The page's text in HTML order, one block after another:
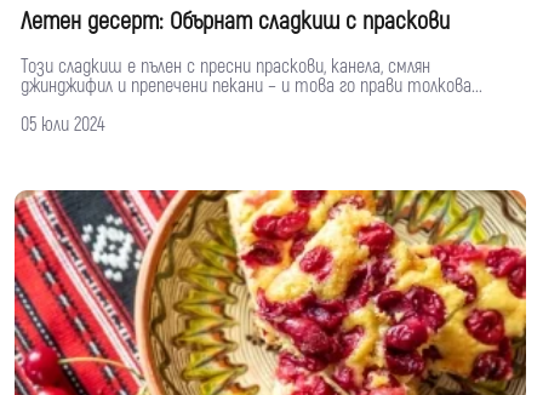
Летен десерт: Обърнат сладкиш с праскови
Този сладкиш е пълен с пресни праскови, канела, смлян
джинджифил и препечени пекани – и това го прави толкова...
05 юли 2024